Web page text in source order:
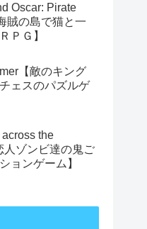
Oscar: Pirate
賊の島で猫と一
ＰＧ】
【敵のキング
ェスのパズルゲ
the
人ゾンビ達の鬼ご
ョンゲーム】